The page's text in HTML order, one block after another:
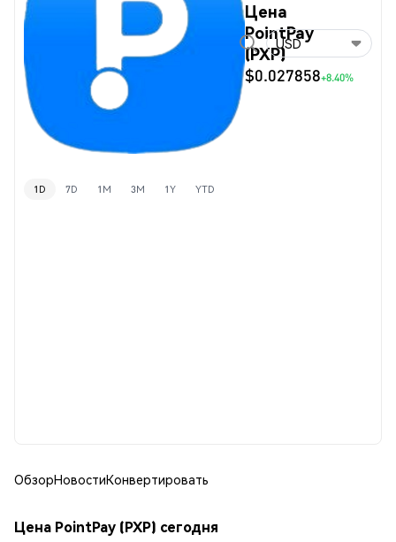
Цена
PointPay
(PXP)
$0.027858+8.40%
USD
1D 7D 1M 3M 1Y YTD
ОбзорНовостиКонвертировать
Цена PointPay (PXP) сегодня